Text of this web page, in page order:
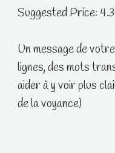
Suggested Price:
Un message de
lignes, des mots
aider à y voir plus
de la voyance)